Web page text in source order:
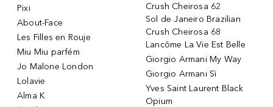
Pixi
About-Face
Les Filles en Rouje
Miu Miu parfém
Jo Malone London
Lolavie
Alma K
Crush Cheirosa 62
Sol de Janeiro Brazilian
Crush Cheirosa 68
Lancôme La Vie Est Belle
Giorgio Armani My Way
Giorgio Armani Sì
Yves Saint Laurent Black
Opium